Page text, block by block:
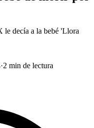
le decía a la bebé 'Llora
·2 min de lectura